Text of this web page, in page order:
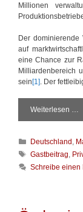
Millionen
Der dominierende
auf
eine Chance zur
Milliardenbereich
sein [1]. Der
Weiterlesen …
c
l
a
n
K
a
t
Deutschland ,
S
c
Gastbeitrag,
Schreibe einen